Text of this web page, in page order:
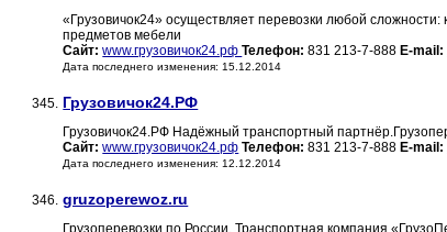
«Грузовичок24» осуществляет перевозки любой
предметов мебели
Сайт: www.грузовичок24.рфТелефон: 831 213-7-888 E-mail:
Дата последнего изменения: 15.12.2014
345. Грузовичок24.РФ
Грузовичок24.РФ Надёжный транспортный
Сайт: www.грузовичок24.рф Телефон: 831 213-7-888 E-mail:
Дата последнего изменения: 12.12.2014
346. gruzoperewoz.ru
Грузоперевозки по России. Транспортная компания